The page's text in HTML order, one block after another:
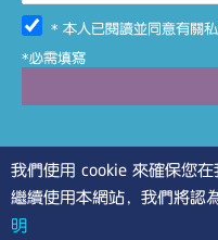
我們使用 cookie 來確保您
繼續使用本網站，我們將認
明
* 本人已閱讀並同意有關
*必需填寫